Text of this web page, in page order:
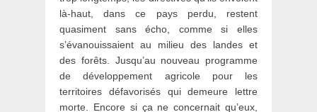
là-haut, dans ce pays perdu, restent
quasiment sans écho, comme si elles
s’évanouissaient au milieu des landes et
des forêts. Jusqu’au nouveau programme
de développement agricole pour les
territoires défavorisés qui demeure lettre
morte. Encore si ça ne concernait qu’eux,